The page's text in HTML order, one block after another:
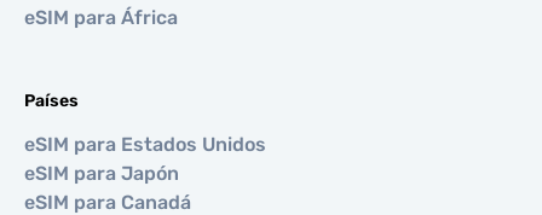
eSIM para África
Países
eSIM para Estados Unidos
eSIM para Japón
eSIM para Canadá